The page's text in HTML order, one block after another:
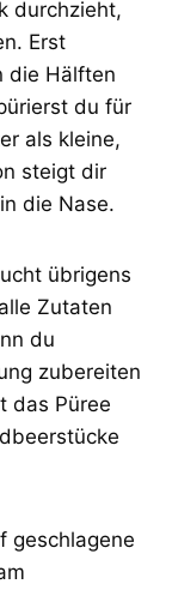
durchzieht,
Erst
die Hälften
du für
als kleine,
steigt dir
die Nase.
übrigens
Zutaten
du
zubereiten
das Püree
geschlagene